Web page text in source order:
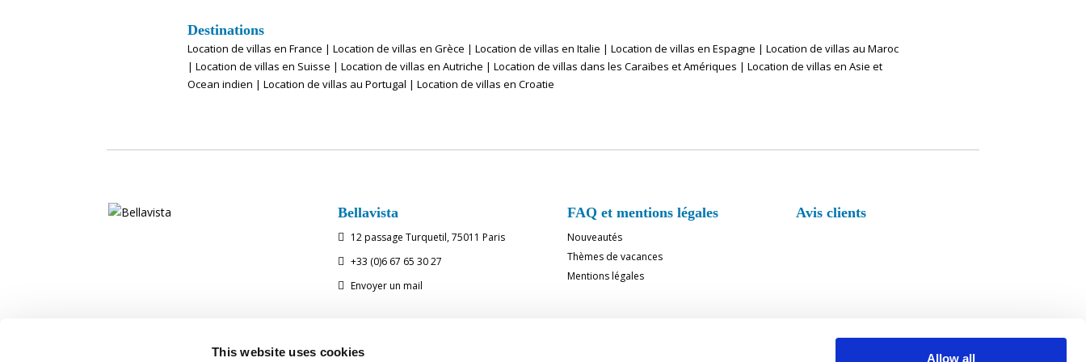
This website uses cookies Allow all
Destinations
Location de villas en France | Location de villas en Grèce | Location de villas en Italie | Location de villas en Espagne | Location de villas au Maroc
| Location de villas en Suisse | Location de villas en Autriche | Location de villas dans les Caraïbes et Amériques | Location de villas en Asie et
Ocean indien | Location de villas au Portugal | Location de villas en Croatie
Bellavista
 12 passage Turquetil, 75011 Paris
 +33 (0)6 67 65 30 27
 Envoyer un mail
FAQ et mentions légales
Nouveautés
Thèmes de vacances
Mentions légales
Avis clients